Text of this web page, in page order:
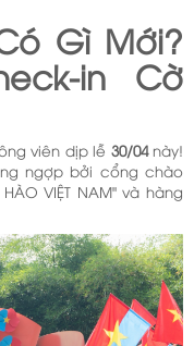
Gì Mới?
in Cờ
viên dịp lễ 30/04này!
ngợp bởi cổng chào
VIỆT NAM" và hàng